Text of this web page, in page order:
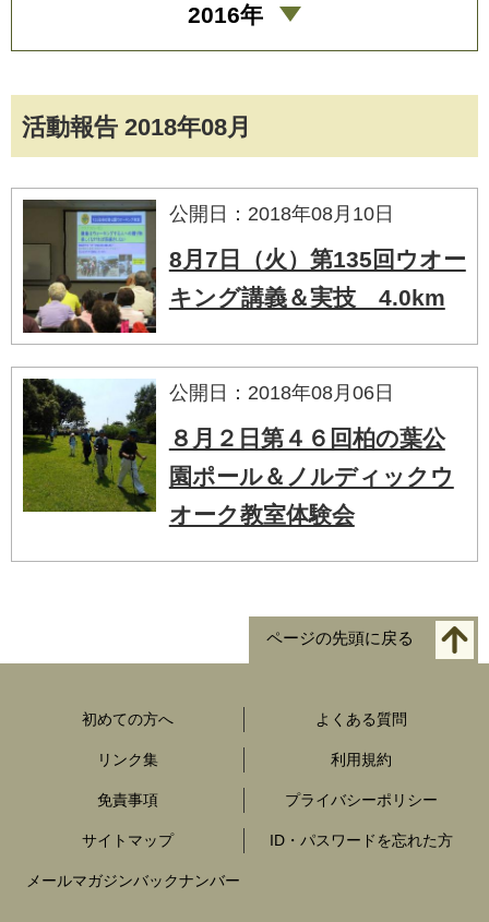
活動報告 2018年08月
公開日：2018年08月10日
8月7日（火）第135回ウオー
キング講義＆実技 4.0km
公開日：2018年08月06日
８月２日第４６回柏の葉公
園ポール＆ノルディックウ
オーク教室体験会
2016年
ページの先頭に戻る
初めての方へ よくある質問
リンク集 利用規約
免責事項 プライバシーポリシー
サイトマップ ID・パスワードを忘れた方
メールマガジンバックナンバー